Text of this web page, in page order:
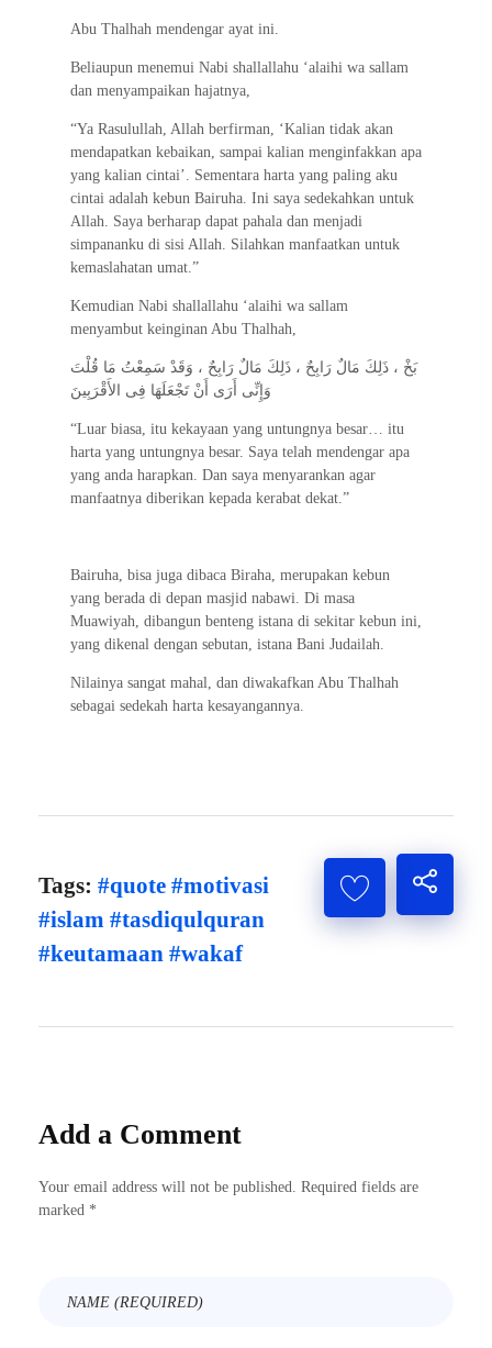
Abu Thalhah mendengar ayat ini.
Beliaupun menemui Nabi shallallahu ‘alaihi wa sallam
dan menyampaikan hajatnya,
“Ya Rasulullah, Allah berfirman, ‘Kalian tidak akan
mendapatkan kebaikan, sampai kalian menginfakkan apa
yang kalian cintai’. Sementara harta yang paling aku
cintai adalah kebun Bairuha. Ini saya sedekahkan untuk
Allah. Saya berharap dapat pahala dan menjadi
simpananku di sisi Allah. Silahkan manfaatkan untuk
kemaslahatan umat.”
Kemudian Nabi shallallahu ‘alaihi wa sallam
menyambut keinginan Abu Thalhah,
بَخْ ، ذَلِكَ مَالٌ رَابِحٌ ، ذَلِكَ مَالٌ رَابِحٌ ، وَقَدْ سَمِعْتُ مَا قُلْتَ
وَإِنِّى أَرَى أَنْ تَجْعَلَهَا فِى الأَقْرَبِينَ
“Luar biasa, itu kekayaan yang untungnya besar… itu
harta yang untungnya besar. Saya telah mendengar apa
yang anda harapkan. Dan saya menyarankan agar
manfaatnya diberikan kepada kerabat dekat.”
Bairuha, bisa juga dibaca Biraha, merupakan kebun
yang berada di depan masjid nabawi. Di masa
Muawiyah, dibangun benteng istana di sekitar kebun ini,
yang dikenal dengan sebutan, istana Bani Judailah.
Nilainya sangat mahal, dan diwakafkan Abu Thalhah
sebagai sedekah harta kesayangannya.
Tags: #quote #motivasi
#islam #tasdiqulquran
#keutamaan #wakaf
Add a Comment
Your email address will not be published. Required fields are
marked *